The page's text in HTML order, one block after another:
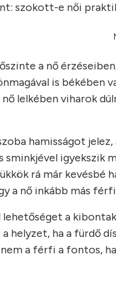
szokott-e női
a nő
is békében
lelkében viharok
hamisságot jelez,
sminkjével
rá már kevésbé
a nő inkább más
a
helyzet, ha a fürdő
a férfi a fontos,